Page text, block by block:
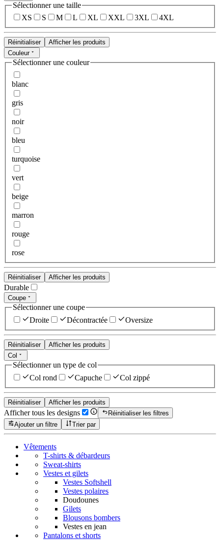
Sélectionner une taille
XS
S M L XL XXL 3XL 4XL
Réinitialiser
Afficher les produits
Couleur
Sélectionner une couleur
blanc
gris
noir
bleu
turquoise
vert
beige
marron
rouge
rose
Réinitialiser Afficher les produits
Durable
Coupe
Sélectionner une coupe
Droite
Décontractée Oversize
Réinitialiser
Afficher les produits
Col
Sélectionner un type de col
Col rond
Capuche Col zippé
Réinitialiser Afficher les produits
Afficher tous les designs
Réinitialiser les filtres
Ajouter un filtre
Trier par
Vêtements
T-shirts & débardeurs
Sweat-shirts
Vestes et gilets
Vestes Softshell
Vestes polaires
Doudounes
Gilets
Blousons bombers
Vestes en jean
Pantalons et shorts